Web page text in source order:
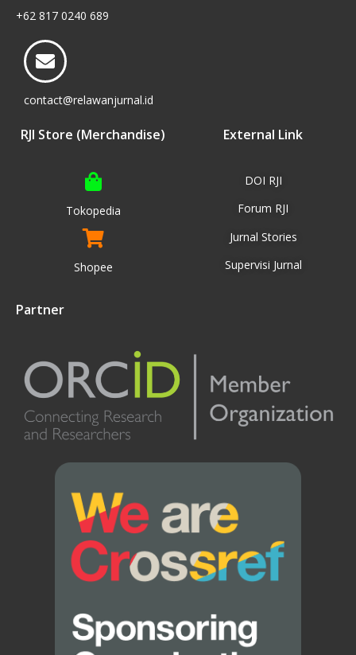
+62 817 0240 689
contact@relawanjurnal.id
RJI Store (Merchandise)
Tokopedia
Shopee
External Link
DOI RJI
Forum RJI
Jurnal Stories
Supervisi Jurnal
Partner